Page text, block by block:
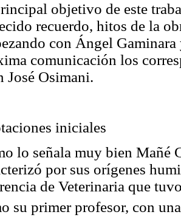
objetivo de este
recuerdo, hitos de la
con Ángel Gaminara
comunicación los
José Osimani.
iniciales
lo señala muy bien Mañé
por sus orígenes
de Veterinaria que
su primer profesor, con